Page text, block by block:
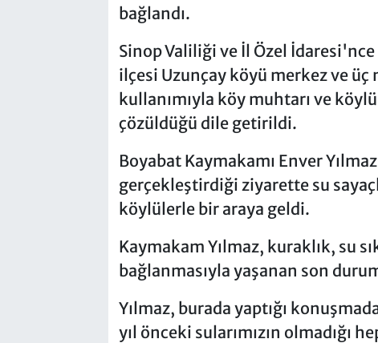
bağlandı.
Sinop Valiliği ve İl Özel
ilçesi Uzunçay köyü merkez ve
kullanımıyla köy muhtarı ve
çözüldüğü dile getirildi.
Boyabat Kaymakamı Enver
gerçekleştirdiği ziyarette su
köylülerle bir araya geldi.
Kaymakam Yılmaz, kuraklık, su
bağlanmasıyla yaşanan son
Yılmaz, burada yaptığı
yıl önceki sularımızın olmadığı